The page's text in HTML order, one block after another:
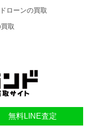
無料LINE査定
ドローンの買取
取